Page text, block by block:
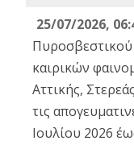
25/07/2026,
καιρικών
Αττικής,
τις
Ιουλίου 2026